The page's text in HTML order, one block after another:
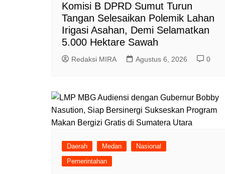
Komisi B DPRD Sumut Turun
Tangan Selesaikan Polemik Lahan
Irigasi Asahan, Demi Selamatkan
5.000 Hektare Sawah
Redaksi MIRA Agustus 6, 2026 0
Daerah Medan
Nasional
Pemerintahan